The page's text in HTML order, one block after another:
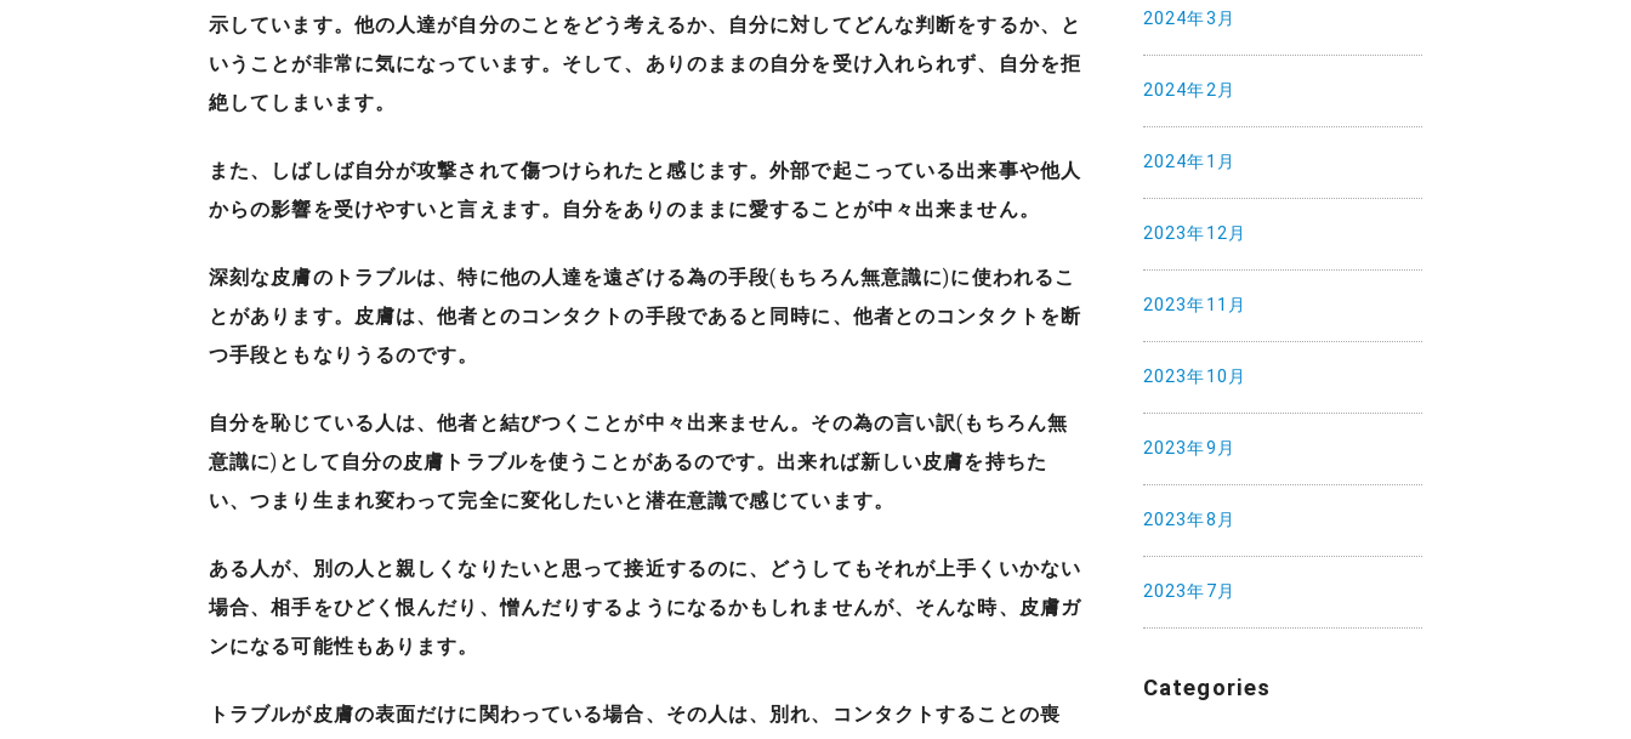
示しています。他の人達が自分のことをどう考えるか、自分に対してどんな判断をするか、と
いうことが非常に気になっています。そして、ありのままの自分を受け入れられず、自分を拒
絶してしまいます。
また、しばしば自分が攻撃されて傷つけられたと感じます。外部で起こっている出来事や他人
からの影響を受けやすいと言えます。自分をありのままに愛することが中々出来ません。
深刻な皮膚のトラブルは、特に他の人達を遠ざける為の手段( もちろん無意識に)に使われるこ
とがあります。皮膚は、他者とのコンタクトの手段であると同時に、他者とのコンタクトを断
つ手段ともなりうるのです。
自分を恥じている人は、他者と結びつくことが中々出来ません。その為の言い訳( もちろん無
意識に) として自分の皮膚トラブルを使うことがあるのです。出来れば新しい皮膚を持ちた
い、つまり生まれ変わって完全に変化したいと潜在意識で感じています。
ある人が、別の人と親しくなりたいと思って接近するのに、どうしてもそれが上手くいかない
場合、相手をひどく恨んだり、憎んだりするようになるかもしれませんが、そんな時、皮膚ガ
ンになる可能性もあります。
トラブルが皮膚の表面だけに関わっている場合、その人は、別れ、コンタクトすることの喪
2024年3月
2024年2月
2024年1月
2023年12月
2023年11月
2023年10月
2023年9月
2023年8月
2023年7月
Categories